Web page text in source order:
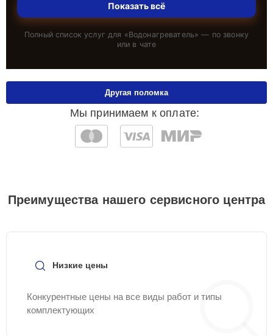
Показать всё
Полный список услуг для «Водонагреватель» — по звонку
или в чате
Мы принимаем к оплате:
Другая поломка
Преимущества нашего сервисного центра
Низкие цены
Конкурентные цены на все виды работ и типы
комплектующих